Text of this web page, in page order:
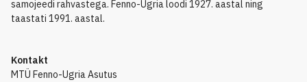
samojeedi rahvastega. Fenno-Ugria loodi 1927. aastal ning
taastati 1991. aastal.
Kontakt
MTÜ Fenno-Ugria Asutus